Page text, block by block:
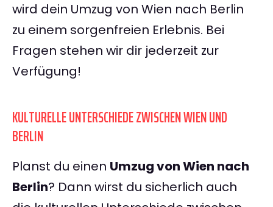
wird dein Umzug von Wien nach Berlin
zu einem sorgenfreien Erlebnis. Bei
Fragen stehen wir dir jederzeit zur
Verfügung!
KULTURELLE UNTERSCHIEDE ZWISCHEN WIEN UND
BERLIN
Planst du einen Umzug von Wien nach
Berlin? Dann wirst du sicherlich auch